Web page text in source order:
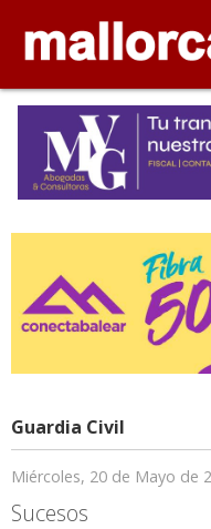
Guardia Civil
Miércoles, 20 de Mayo de
Sucesos